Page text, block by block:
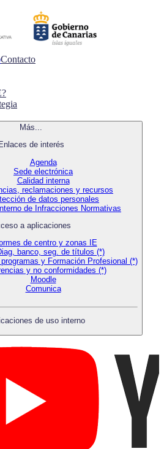
Contacto
Más...
Enlaces de interés
Agenda
Sede electrónica
Calidad interna
reclamaciones y recursos
de datos personales
de Infracciones Normativas
a aplicaciones
de centro y zonas IE
banco, seg. de títulos (*)
y Formación Profesional (*)
y no conformidades (*)
Moodle
Comunica
de uso interno